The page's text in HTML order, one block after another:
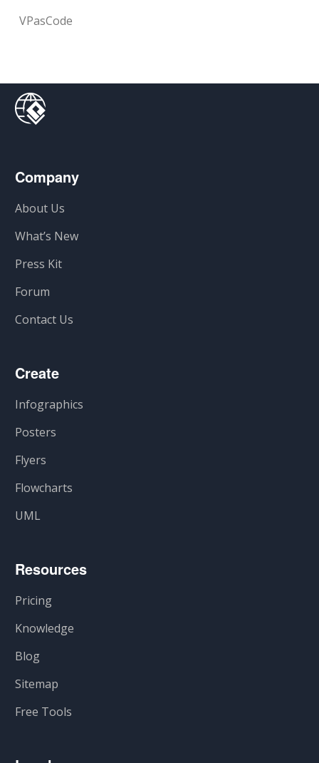
VPasCode
Company
About Us
What’s New
Press Kit
Forum
Contact Us
Create
Infographics
Posters
Flyers
Flowcharts
UML
Resources
Pricing
Knowledge
Blog
Sitemap
Free Tools